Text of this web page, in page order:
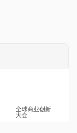
全球商业创新
大会